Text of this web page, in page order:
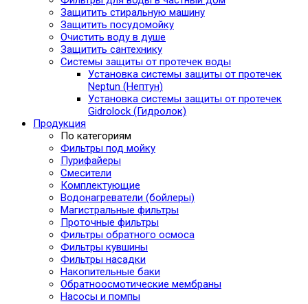
Защитить стиральную машину
Защитить посудомойку
Очистить воду в душе
Защитить сантехнику
Системы защиты от протечек воды
Установка системы защиты от протечек
Neptun (Нептун)
Установка системы защиты от протечек
Gidrolock (Гидролок)
Продукция
По категориям
Фильтры под мойку
Пурифайеры
Смесители
Комплектующие
Водонагреватели (бойлеры)
Магистральные фильтры
Проточные фильтры
Фильтры обратного осмоса
Фильтры кувшины
Фильтры насадки
Накопительные баки
Обратноосмотические мембраны
Насосы и помпы